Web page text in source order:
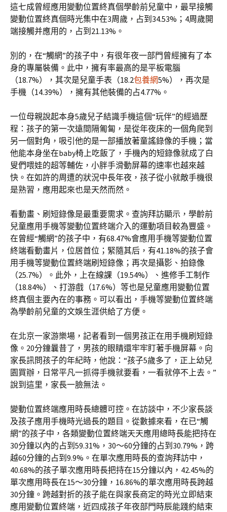
這七成曾經應用變動位置終真個學齡前兒童中，最早接觸
變動位置終真個時光集中在3周歲，占到34.53%；4周歲開
端接觸并應用的，占到21.13%。
別的，在“觸網”的孩子中，有很年夜一部門曾經擁有了本
身的專屬裝備。此中，擁有率最高的是平板電腦
（18.7%），其次是兒童手表（18.2包養網5%），再次是
手機（14.39%），擁有其他裝備的占4.77%。
一位母親說起本身5歲兒子結識手機這個“玩伴”的經過歷
程：孩子的第一次遠間隔匍匐，是從年夜床的一個角爬到
另一個對角，吸引他的是一部播放著童謠錄像的手機；當
他能本身坐在baby椅上吃飯了，手機內的短錄像就成了白
叟們喂娃的超等輔佐，小胖手滑動屏幕的速率也越來越
快。在如許的周遭的狀況中長年夜，孩子從小就敵手機很
是熟習，應用起來也是天然而然。
看動畫、刷短錄像是最重要需求。查詢拜訪顯示，學齡前
兒童應用手機等變動位置終端介入的運動項目較為豐盛。
在曾經“觸網”的孩子中，有68.47%會應用手機等變動位置
終端看動畫片，位居首位；緊隨其后，有41.18%的孩子會
用手機等變動位置終端刷短錄像；再次是攝影、拍錄像
（25.7%）。此外，上在線課（19.54%）、進修手工制作
（18.84%）、打游戲（17.6%）等也是兒童應用變動位置
終真個主要內在的事務。可以看出，手機等變動位置終端
為學齡前兒童的文娛生涯供給了方便。
在北京一家游樂場，記者看到一個男孩正在用手機刷短錄
像。20分鐘曩昔了，男孩的眼睛還牢牢盯著手機屏幕。向
家長訊問孩子的年紀時，他說：“孩子5歲多了，正上幼兒
園買辦，日常平凡一抓得手機就要看，一看就停不上去。”
說到這里，家長一臉無法。
變動位置終端應用時長總體可控。在訪談中，不少家長談
及孩子應用手機時光過長的題目。從數據來看，在已“觸
網”的孩子中，各類變動位置終端天天應用總時長能把持在
30分鐘以內的占到59.31%，30～60分鐘的占到30.79%，跨
越60分鐘的占到9.9%。在單次應用時長的查詢拜訪中，
40.68%的孩子單次應用時長把持在15分鐘以內，42.45%的
單次應用時長在15～30分鐘，16.86%的單次應用時長跨越
30分鐘。跨越對折的孩子能在與家長商定的時光立即結束
應用變動位置終端，近四成孩子年夜部門時辰能踐約結束